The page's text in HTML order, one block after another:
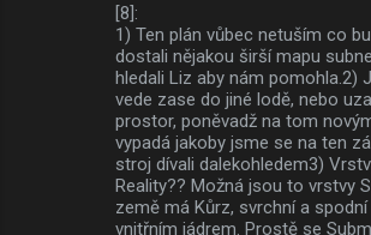
[8]:
1) Ten plán vůbec netuším co
dostali nějakou širší mapu
hledali Liz aby nám pomohla.2)
vede zase do jiné lodě, nebo
prostor, poněvadž na tom
vypadá jakoby jsme se na ten
stroj dívali dalekohledem3)
Reality?? Možná jsou to vrstvy
země má Kůrz, svrchní a
vnitřním jádrem. Prostě se